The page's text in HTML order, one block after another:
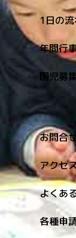
1日の
年間行
園児募
お問合
アクセ
よくあ
各種申